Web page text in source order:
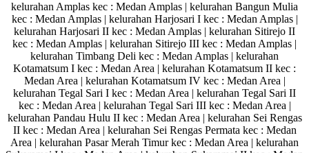
kelurahan Amplas kec : Medan Amplas | kelurahan Bangun Mulia
kec : Medan Amplas | kelurahan Harjosari I kec : Medan Amplas |
kelurahan Harjosari II kec : Medan Amplas | kelurahan Sitirejo II
kec : Medan Amplas | kelurahan Sitirejo III kec : Medan Amplas |
kelurahan Timbang Deli kec : Medan Amplas | kelurahan
Kotamatsum I kec : Medan Area | kelurahan Kotamatsum II kec :
Medan Area | kelurahan Kotamatsum IV kec : Medan Area |
kelurahan Tegal Sari I kec : Medan Area | kelurahan Tegal Sari II
kec : Medan Area | kelurahan Tegal Sari III kec : Medan Area |
kelurahan Pandau Hulu II kec : Medan Area | kelurahan Sei Rengas
II kec : Medan Area | kelurahan Sei Rengas Permata kec : Medan
Area | kelurahan Pasar Merah Timur kec : Medan Area | kelurahan